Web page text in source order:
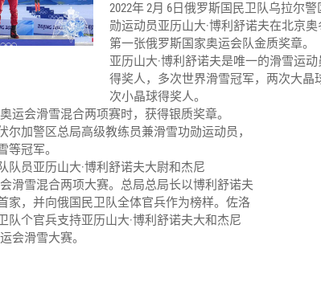
2022年 2月 6日俄罗斯国民卫队乌拉尔
勋运动员亚历山大·博利舒诺夫在北京
第一张俄罗斯国家奥运会队金质奖章。
亚历山大·博利舒诺夫是唯一的滑雪运
得奖人，多次世界滑雪冠军，两次大
次小晶球得奖人。
运会滑雪混合两项赛时，获得银质奖章。
尔加警区总局高级教练员兼滑雪功勋运动员，
等冠军。
队员亚历山大·博利舒诺夫大尉和杰尼
滑雪混合两项大赛。总局总局长以博利舒诺夫
家，并向俄国民卫队全体官兵作为榜样。佐洛
队个官兵支持亚历山大·博利舒诺夫大和杰尼
会滑雪大赛。